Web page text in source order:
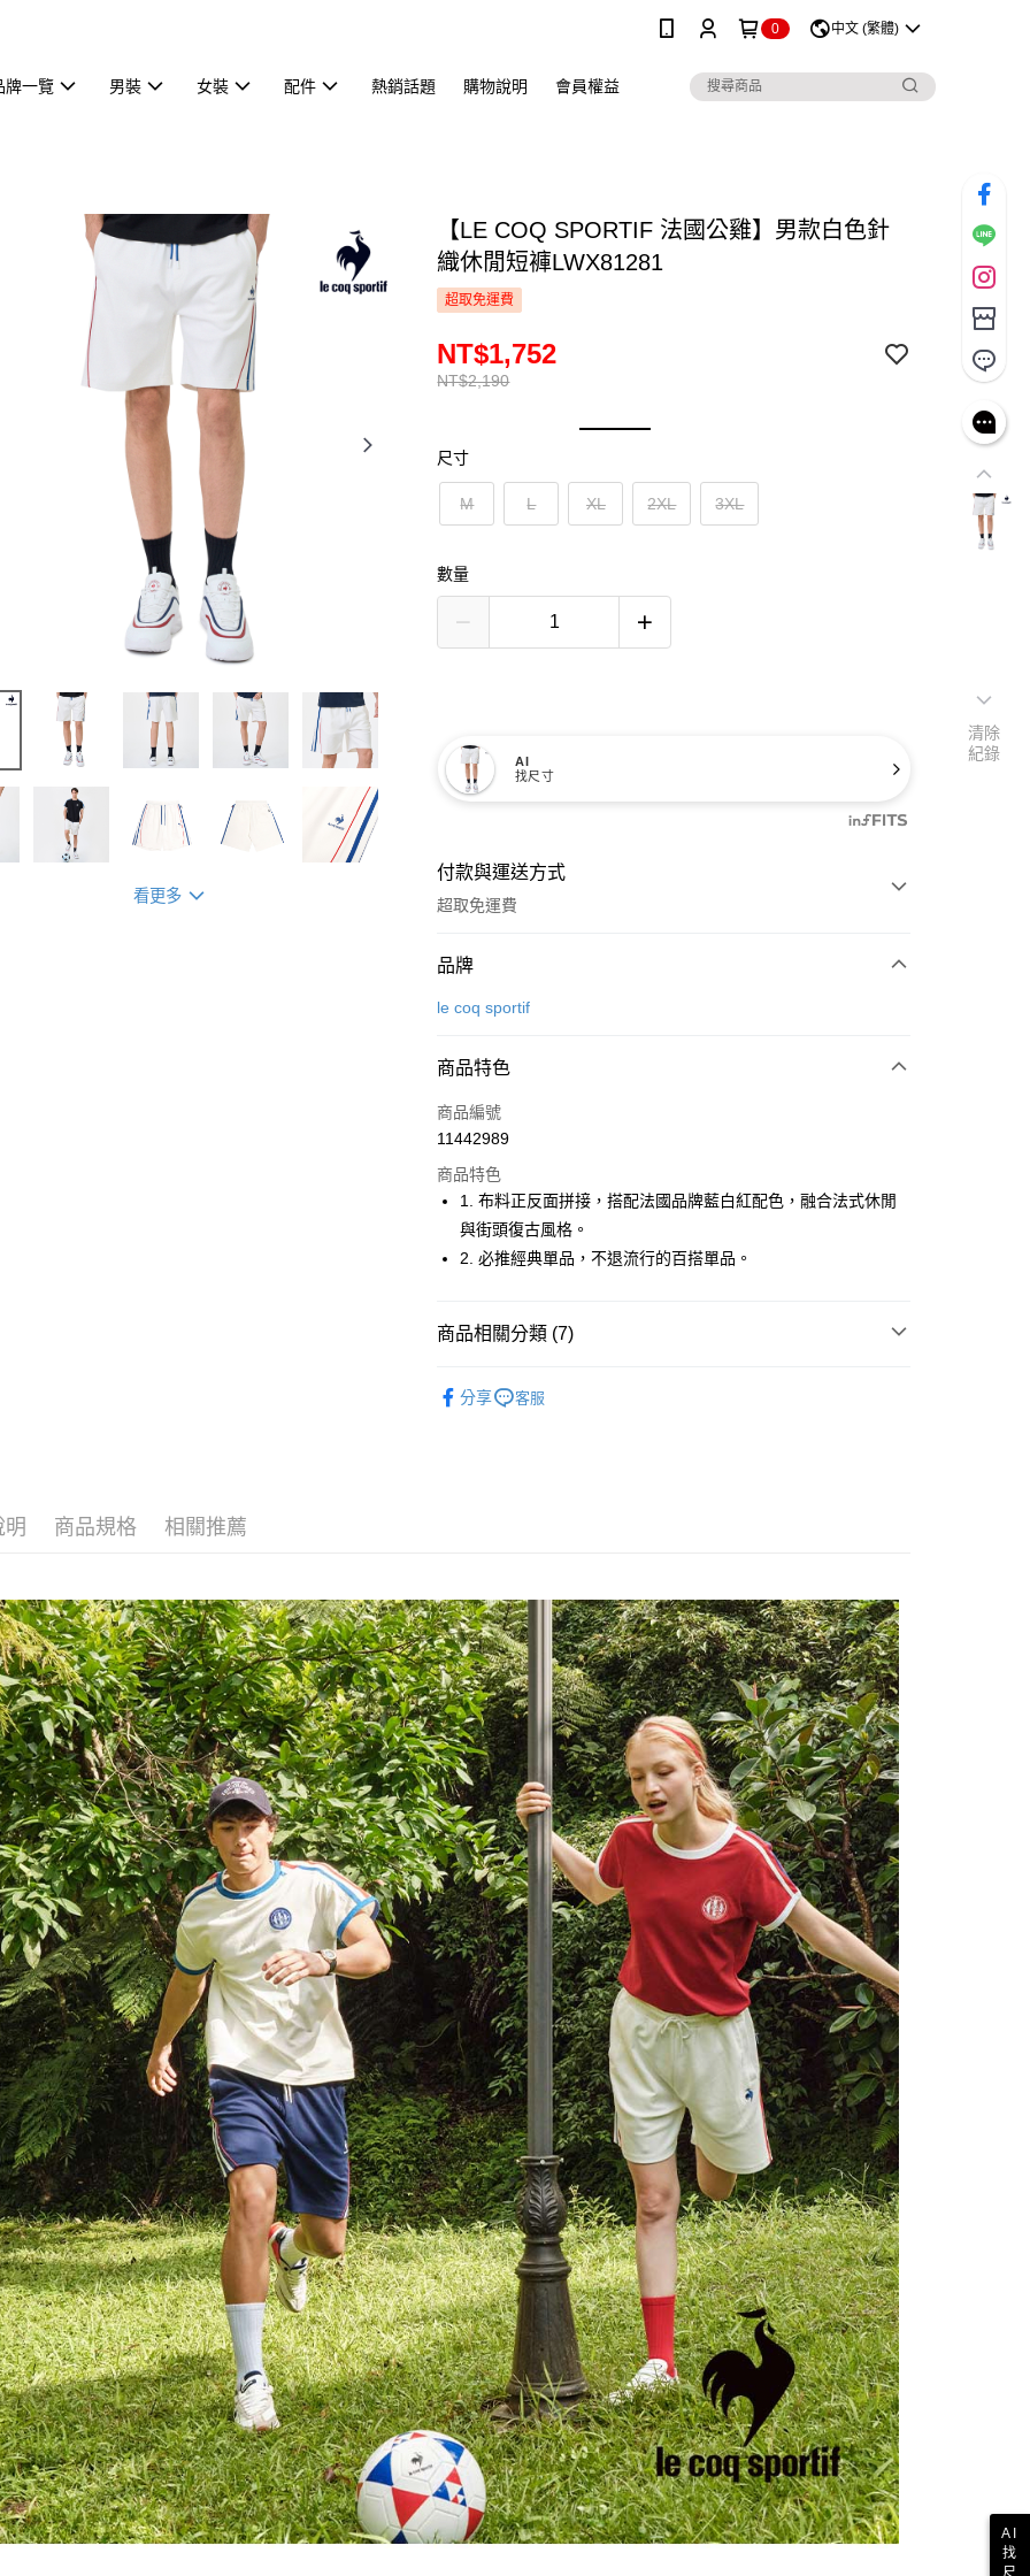
0 中文 (繁體)
牌一覽 男裝 女裝 配件 熱銷話題 購物說明 會員權益
看更多
【LE COQ SPORTIF 法國公雞】男款白色針
織休閒短褲LWX81281
超取免運費
NT$2,190
NT$1,752
尺寸
M L XL 2XL 3XL
數量
AI
找尺寸
付款與運送方式
超取免運費
付款方式
信用卡一次付款
Apple Pay
街口支付
悠遊付
大哥付你分期
1.本服務由台灣大哥大提供，台灣大哥大用戶可立即使用無須另外申請。
完成交易。
【注意事項】
1.本服務係由「台灣大哥大股份有限公司」（以下簡稱本公司）所提供，讓
用戶於交易時，得透過本服務購買商品或服務，並由商店將買賣／分期付
款買賣價金債權讓與本公司後，依約使用本公司帳單繳交帳款。
2.基於同意付款使用「大哥付你分期」之契約關係目的，商店將以您的個人
資料（包含姓名、電話或地址）提供予台灣大哥大進項蒐集、處理及利
用，由本公司與您本人進行分期帳單所需資料之確認、核對及更正。
3.完整用戶服務條款，請詳閱以下連結：https://oppay.tw/userRule
AFTEE先享後付
AFTEE先享後付是「在收到商品之後才付款」的支付方式。 讓您購物簡單
３．收到繳費通知簡訊後14天內，點擊此簡訊中的連結，可透過四大超商
／ATM／網路銀行／等多元方式進行付款，方視為交易完成。
※ 請注意：結帳手續完成當下不需立刻繳費，但若您需要取消訂單，請聯
絡購買商品的店家。未經商家同意取消之訂單仍視為有效，需透過AFTEE
先享後付繳納相關費用。
※ 交易是否成功請以「AFTEE先享後付 」之結帳頁面顯示為準，若有關於
是否繳費成功／繳費後需取消欲退款等相關疑問，請聯繫「AFTEE先享後
付客戶支援中心」
https://netprotections.freshdesk.com/support/home
【注意事項】
１．透過由恩沛科技股份有限公司提供之「AFTEE先享後付」服務完成之
交易，需依本服務之必要範圍內提供個人資料，並將交易相關給付款項請
求債權轉讓予恩沛科技股份有限公司。
２．關於個人資料處理事宜，請瀏覽以下網址：
https://aftee.tw/terms/#terms3
３．未成年的使用者請事先徵得法定代理人或監護人之同意方可使用
「AFTEE先享後付」，若未經同意申辦者引起之損失，本公司不負相關責
任。
４．使用「AFTEE先享後付」時，將依據個別帳號之用戶狀況，依本公司
即時審查核予不同之上限額度；若仍有額度不足之情形，本公司將視審查
結果請求用戶進行身份認證。
５．嚴禁一人註冊多個帳號或使用他人資訊註冊。若發現惡意使用之情
形，恩沛科技股份有限公司將有權停止該用戶之使用額度並採取法律行
動。
ATM付款
免運費
萊爾富取貨付款
免運費
付款後萊爾富取貨
免運費
7-11取貨付款
免運費
付款後7-11取貨
免運費
宅配
免運費
離島宅配
免運費
品牌
le coq sportif
商品特色
商品編號
11442989
商品特色
1. 布料正反面拼接，搭配法國品牌藍白紅配色，融合法式休閒
與街頭復古風格。
2. 必推經典單品，不退流行的百搭單品。
商品相關分類 (7)
🌸2026 春夏新品 🏝️ le coq sportif法國公雞
分享 客服
明 商品規格 相關推薦
清除
紀錄
AI
找
尺